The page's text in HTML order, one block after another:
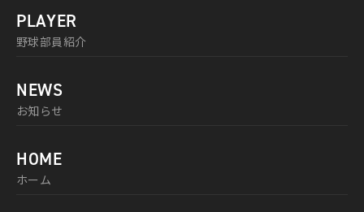
PLAYER
野球部員紹介
NEWS
お知らせ
HOME
ホーム